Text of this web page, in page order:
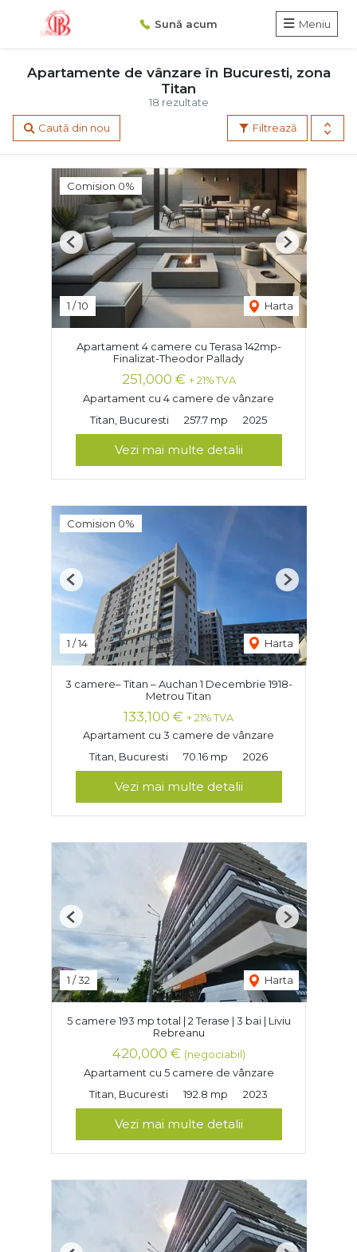
Sună acum Meniu
18 rezultate
Apartamente de vânzare în Bucuresti, zona
Titan
Filtrează
Caută din nou
Comision 0%
1 /10 Harta
Previous Next
Apartament 4 camere cu Terasa 142mp-
Finalizat-Theodor Pallady
251,000 € + 21% TVA
Apartament cu 4 camere de vânzare
Titan, Bucuresti
257.7 mp 2025
Vezi mai multe detalii
Comision 0%
1 /14 Harta
Previous Next
3 camere– Titan – Auchan 1 Decembrie 1918-
Metrou Titan
133,100 € + 21% TVA
Apartament cu 3 camere de vânzare
Titan, Bucuresti
70.16 mp 2026
Vezi mai multe detalii
1 /32 Harta
Previous Next
5 camere 193 mp total | 2 Terase | 3 bai | Liviu
Rebreanu
420,000 € (negociabil)
Apartament cu 5 camere de vânzare
Titan, Bucuresti
192.8 mp 2023
Vezi mai multe detalii